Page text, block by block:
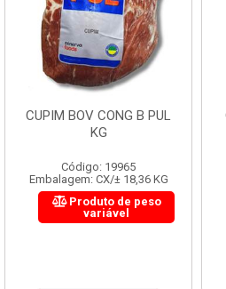
CARNE MOIDA FORTBOI
CX 10KG
Código: 200
Embalagem: KG/10